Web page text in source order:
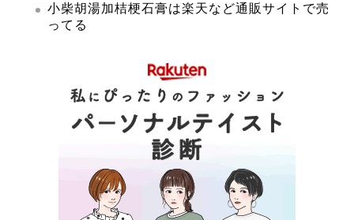
小柴胡湯加桔梗石膏は楽天など通販サイトで売
ってる